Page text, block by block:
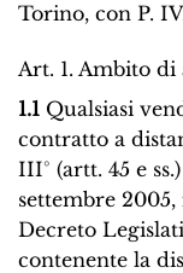
Torino, con P.
Art. 1. Ambito
1.1 Qualsiasi
contratto a
III° (artt. 45 e
settembre 2005,
Decreto
contenente la